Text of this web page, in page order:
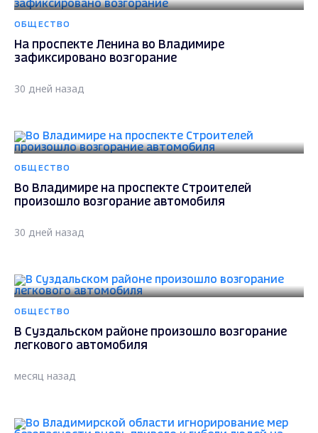
ОБЩЕСТВО
На проспекте Ленина во Владимире
зафиксировано возгорание
30 дней назад
ОБЩЕСТВО
Во Владимире на проспекте Строителей
произошло возгорание автомобиля
30 дней назад
ОБЩЕСТВО
В Суздальском районе произошло возгорание
легкового автомобиля
месяц назад